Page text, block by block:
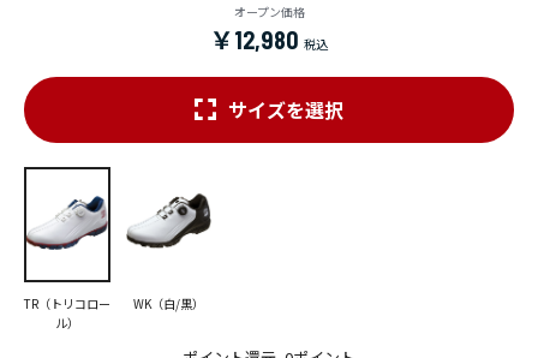
オープン価格
￥12,980
サイズを選択
TR（トリコロー
ル）
WK（白/黒）